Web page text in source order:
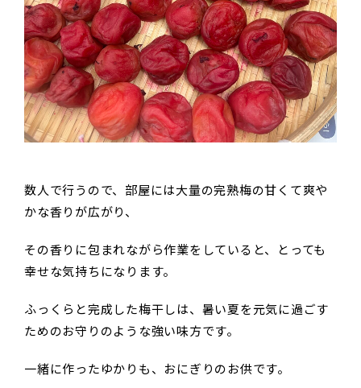
数人で行うので、部屋には大量の完熟梅の甘くて爽や
かな香りが広がり、
その香りに包まれながら作業をしていると、とっても
幸せな気持ちになります。
ふっくらと完成した梅干しは、暑い夏を元気に過ごす
ためのお守りのような強い味方です。
一緒に作ったゆかりも、おにぎりのお供です。